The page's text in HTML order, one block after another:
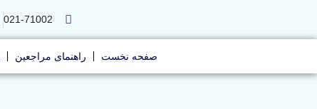
021-71002
صفحه نخست راهنمای مراجعین